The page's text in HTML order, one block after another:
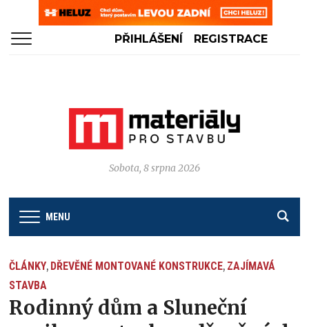
PŘIHLÁŠENÍ REGISTRACE
Sobota, 8 srpna 2026
MENU
ČLÁNKY, DŘEVĚNÉ MONTOVANÉ KONSTRUKCE, ZAJÍMAVÁ
STAVBA
Rodinný dům a Sluneční